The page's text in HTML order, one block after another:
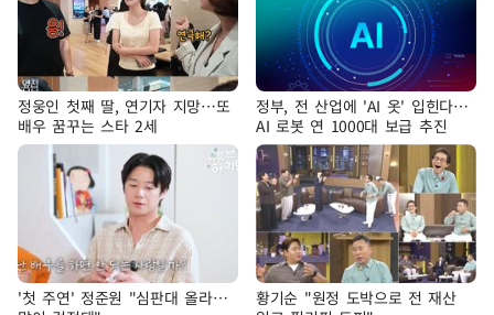
정웅인 첫째 딸, 연기자 지망…또
배우 꿈꾸는 스타 2세
정부, 전 산업에 'AI 옷' 입힌다…
AI 로봇 연 1000대 보급 추진
'첫 주연' 정준원 "심판대 올라…
황기순 "원정 도박으로 전 재산